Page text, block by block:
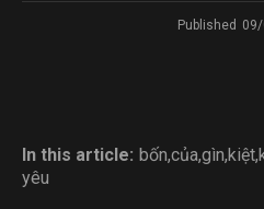
Published
In this article: bốn,của,gìn,kiệt,
yêu